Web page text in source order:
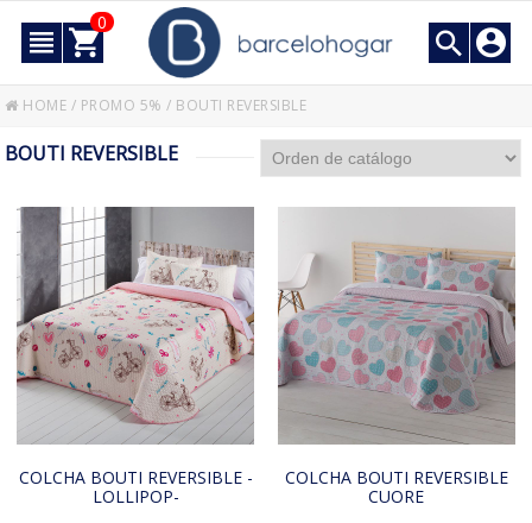
0
HOME / PROMO 5% / BOUTI REVERSIBLE
BOUTI REVERSIBLE
COLCHA BOUTI REVERSIBLE -
LOLLIPOP-
COLCHA BOUTI REVERSIBLE
CUORE